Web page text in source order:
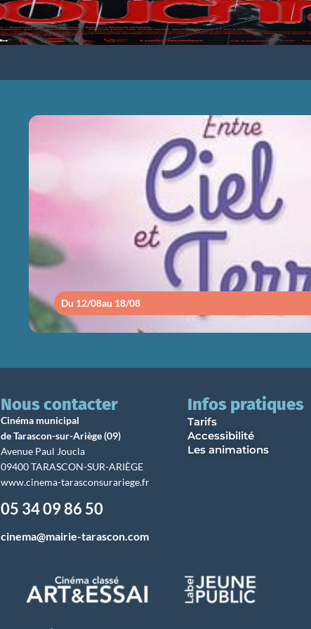
Du 12/08au 18/08
ENTRE CIEL ET
Nous contacter
Cinéma municipal
de Tarascon-sur-Ariège (09)
Avenue Paul Joucla
09400 TARASCON-SUR-ARIÈGE
www.cinema-tarasconsurariege.fr
05 34 09 86 50
cinema@mairie-tarascon.com
Infos pratiques
Tarifs
Accessibilité
Les animations